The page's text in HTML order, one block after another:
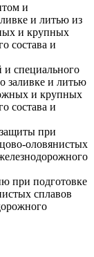
и
и литью из
и крупных
состава и
и специального
заливке и литью
и крупных
состава и
при
оловянистых
при подготовке
сплавов